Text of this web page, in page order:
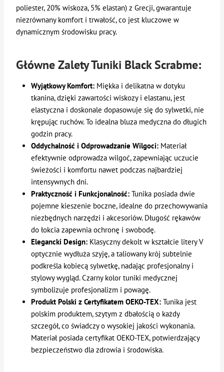
poliester, 20% wiskoza, 5% elastan) z Grecji, gwarantuje
niezrównany komfort i trwałość, co jest kluczowe w
dynamicznym środowisku pracy.
Główne Zalety Tuniki Black Scrabme:
Wyjątkowy Komfort: Miękka i delikatna w dotyku
tkanina, dzięki zawartości wiskozy i elastanu, jest
elastyczna i doskonale dopasowuje się do sylwetki, nie
krępując ruchów. To idealna bluza medyczna do długich
godzin pracy.
Oddychalność i Odprowadzanie Wilgoci: Materiał
efektywnie odprowadza wilgoć, zapewniając uczucie
świeżości i komfortu nawet podczas najbardziej
intensywnych dni.
Praktyczność i Funkcjonalność: Tunika posiada dwie
pojemne kieszenie boczne, idealne do przechowywania
niezbędnych narzędzi i akcesoriów. Długość rękawów
do łokcia zapewnia ochronę i swobodę.
Elegancki Design: Klasyczny dekolt w kształcie litery V
optycznie wydłuża szyję, a taliowany krój subtelnie
podkreśla kobiecą sylwetkę, nadając profesjonalny i
stylowy wygląd. Czarny kolor tuniki medycznej
symbolizuje profesjonalizm i powagę.
Produkt Polski z Certyfikatem OEKO-TEX: Tunika jest
polskim produktem, szytym z dbałością o każdy
szczegół, co świadczy o wysokiej jakości wykonania.
Materiał posiada certyfikat OEKO-TEX, potwierdzający
bezpieczeństwo dla zdrowia i środowiska.